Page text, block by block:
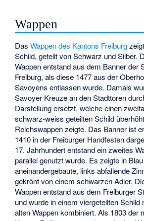
Wappen
DasWappen des Kantons Freiburg
Schild, geteilt von Schwarz und Silber.
Wappen entstand aus dem Banner der
Freiburg, als diese 1477 aus der
Savoyens entlassen wurde. Damals
Savoyer Kreuze an den Stadttoren
Darstellung ersetzt, welche einen
schwarz-weiss geteilten Schild
Reichswappen zeigte. Das Banner ist
1410 in der Freiburger Handfesten
17. Jahrhundert entstand ein zweites
parallel genutzt wurde. Es zeigte in
aneinandergebaute, links abfallende
gekrönt von einem schwarzen Adler.
Wappen entstand aus dem Freiburger
und wurde in einem viergeteilten Schild
alten Wappen kombiniert. Als 1803 der